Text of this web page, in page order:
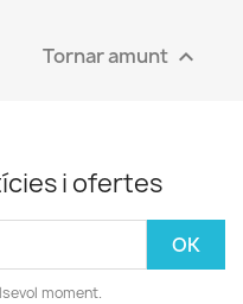
Tornar amunt 
i ofertes
moment.